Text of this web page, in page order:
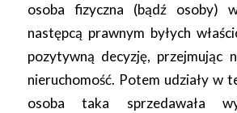
osoba fizyczna (bądź osoby)
następcą prawnym byłych
pozytywną decyzję, przejmując
nieruchomość. Potem udziały w
osoba taka sprzedawała